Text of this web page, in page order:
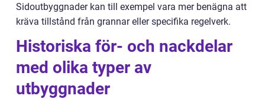
Sidoutbyggnader kan till exempel vara mer benägna att
kräva tillstånd från grannar eller specifika regelverk.
Historiska för- och nackdelar
med olika typer av
utbyggnader